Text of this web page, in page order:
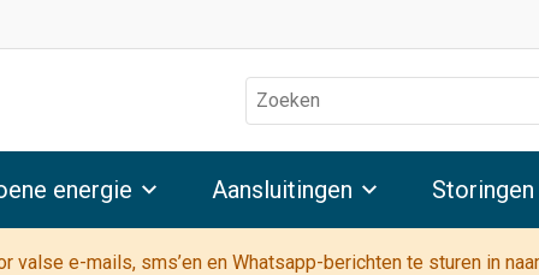
Zoeken
energie Aansluitingen
e-mails, sms’en en Whatsapp-berichten te sturen in